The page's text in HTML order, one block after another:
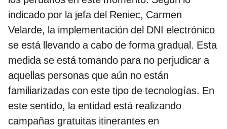
indicado por la jefa del Reniec, Carmen
Velarde, la implementación del DNI electrónico
se está llevando a cabo de forma gradual. Esta
medida se está tomando para no perjudicar a
aquellas personas que aún no están
familiarizadas con este tipo de tecnologías. En
este sentido, la entidad está realizando
campañas gratuitas itinerantes en